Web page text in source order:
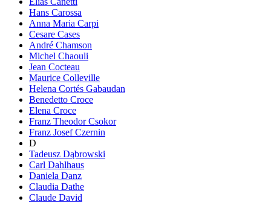
Hans Carossa
Anna Maria Carpi
Cesare Cases
André Chamson
Michel Chaouli
Jean Cocteau
Maurice Colleville
Helena Cortés Gabaudan
Benedetto Croce
Elena Croce
Franz Theodor Csokor
Franz Josef Czernin
D
Tadeusz Dąbrowski
Carl Dahlhaus
Daniela Danz
Claudia Dathe
Claude David